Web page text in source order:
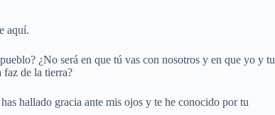
aquí.
¿No será en que tú vas con nosotros y en que yo y tu
faz de la tierra?
hallado gracia ante mis ojos y te he conocido por tu